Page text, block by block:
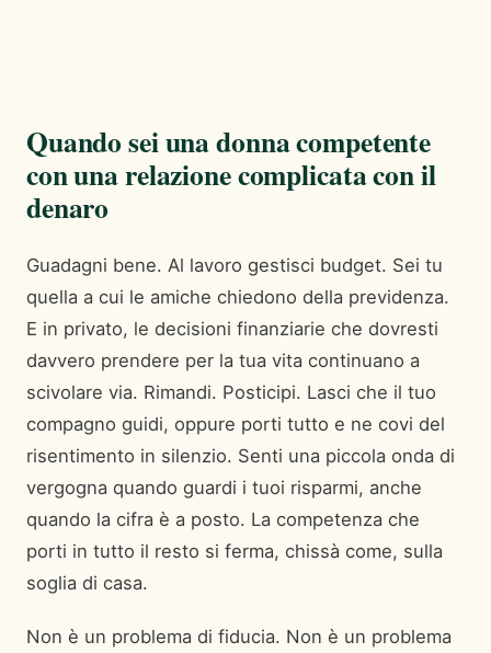
Quando sei una donna competente
con una relazione complicata con il
denaro
Guadagni bene. Al lavoro gestisci budget. Sei tu
quella a cui le amiche chiedono della previdenza.
E in privato, le decisioni finanziarie che dovresti
davvero prendere per la tua vita continuano a
scivolare via. Rimandi. Posticipi. Lasci che il tuo
compagno guidi, oppure porti tutto e ne covi del
risentimento in silenzio. Senti una piccola onda di
vergogna quando guardi i tuoi risparmi, anche
quando la cifra è a posto. La competenza che
porti in tutto il resto si ferma, chissà come, sulla
soglia di casa.
Non è un problema di fiducia. Non è un problema